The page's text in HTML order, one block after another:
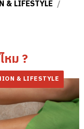
& LIFESTYLE
หม ?
& LIFESTYLE